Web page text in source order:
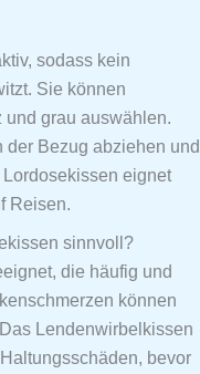
sodass kein
Sie können
grau auswählen.
Bezug abziehen und
eignet
Reisen.
sinnvoll?
die häufig und
können
Lendenwirbelkissen
bevor